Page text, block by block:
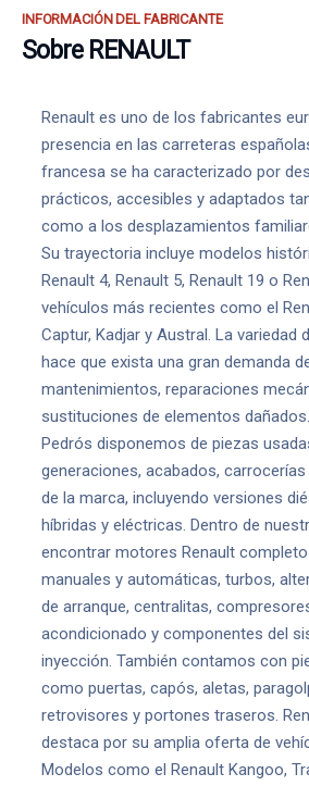
INFORMACIÓN DEL FABRICANTE
Sobre RENAULT
Renault es uno de los fabricantes
presencia en las carreteras
francesa se ha caracterizado por
prácticos, accesibles y adaptados
como a los desplazamientos
Su trayectoria incluye modelos
Renault 4, Renault 5, Renault 19 o
vehículos más recientes como el
Captur, Kadjar y Austral. La variedad
hace que exista una gran demanda
mantenimientos, reparaciones
sustituciones de elementos
Pedrós disponemos de piezas
generaciones, acabados,
de la marca, incluyendo versiones
híbridas y eléctricas. Dentro de
encontrar motores Renault
manuales y automáticas, turbos,
de arranque, centralitas,
acondicionado y componentes del
inyección. También contamos con
como puertas, capós, aletas,
retrovisores y portones traseros.
destaca por su amplia oferta de
Modelos como el Renault Kangoo,